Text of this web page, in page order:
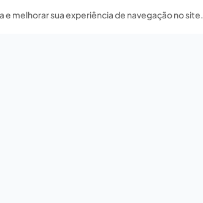
e melhorar sua experiência de navegação no site.